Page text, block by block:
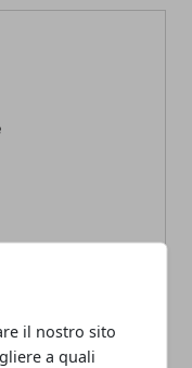
il nostro sito
a quali